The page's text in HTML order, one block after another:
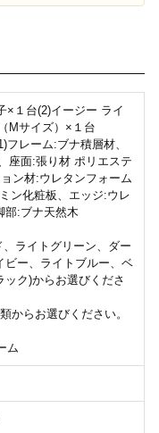
×１台(2)イージー ライ
Mサイズ）×１台
フレーム:ブナ積層材、
座面:張り材 ポリエステ
ン材:ウレタンフォーム
ン化粧板、エッジ:ウレ
部:ブナ天然木
、ライトグリーン、ダー
ビー、ライトブルー、ベ
ック)からお選びくださ
からお選びください。
ム